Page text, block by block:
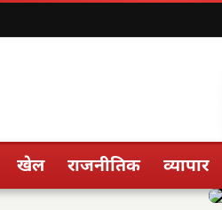
खेल राजनीतिक व्यापार